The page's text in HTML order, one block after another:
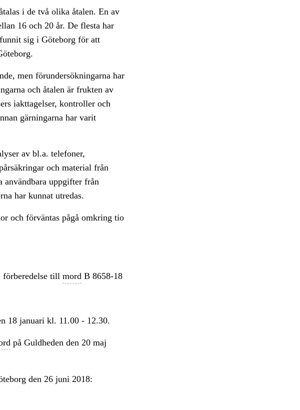
i de två olika åtalen. En av
16 och 20 år. De flesta har
sig i Göteborg för att
men förundersökningarna har
och åtalen är frukten av
iakttagelser, kontroller och
gärningarna har varit
av bl.a. telefoner,
och material från
användbara uppgifter från
har kunnat utredas.
och förväntas pågå omkring tio
förberedelse till mord B 8658-18
18 januari kl. 11.00 - 12.30.
på Guldheden den 20 maj
den 26 juni 2018: